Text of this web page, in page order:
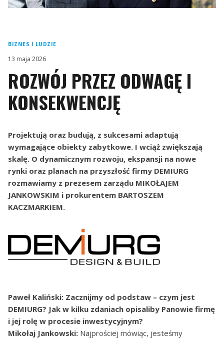
BIZNES I LUDZIE
13 maja 2026
ROZWÓJ PRZEZ ODWAGĘ I
KONSEKWENCJĘ
Projektują oraz budują, z sukcesami adaptują
wymagające obiekty zabytkowe. I wciąż zwiększają
skalę. O dynamicznym rozwoju, ekspansji na nowe
rynki oraz planach na przyszłość firmy DEMIURG
rozmawiamy z prezesem zarządu MIKOŁAJEM
JANKOWSKIM i prokurentem BARTOSZEM
KACZMARKIEM.
Paweł Kaliński: Zacznijmy od podstaw – czym jest
DEMIURG? Jak w kilku zdaniach opisaliby Panowie firmę
i jej rolę w procesie inwestycyjnym?
Mikołaj Jankowski: Najprościej mówiąc, jesteśmy